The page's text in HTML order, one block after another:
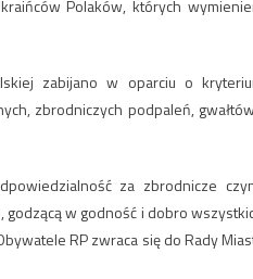
Polaków, których
zabijano w oparciu o
zbrodniczych podpaleń,
za zbrodnicze
godzącą w godność i dobro
RP zwraca się do Rady